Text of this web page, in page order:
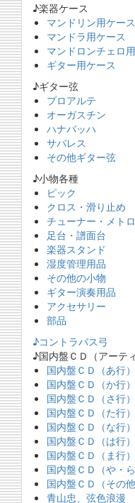
♪楽器ケース
マンドリン用ケース
マンドラ用ケース
マンドロンチェロ
ギター用ケース
♪ギター弦
プロアルテ
オーガスチン
ハナバッハ
サバレス
その他ギター弦
♪小物各種
ピック
クロス・滑り止め
チューナー・メト
足台・譜面台
楽器スタンド
湿度管理用品
その他の小物
ギター演奏用品
アクセサリー
部品
♪コントラバス弓
♪国内盤ＣＤ（アーテ
国内盤ＣＤ（あ行）
国内盤ＣＤ（か行）
国内盤ＣＤ（さ行）
国内盤ＣＤ（た行）
国内盤ＣＤ（な行）
国内盤ＣＤ（は行）
国内盤ＣＤ（ま行）
国内盤ＣＤ（や・ら
国内盤ＣＤ（その他
青山忠、弦色浪漫